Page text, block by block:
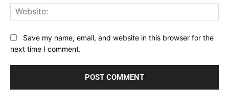
Save my name, email, and website in this browser for the
next time I comment.